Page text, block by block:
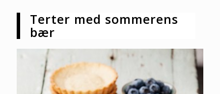
Terter med sommerens
bær